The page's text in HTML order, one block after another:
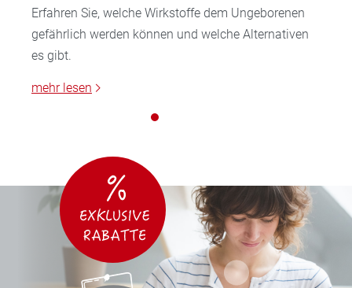
Erfahren Sie, welche Wirkstoffe dem Ungeborenen
gefährlich werden können und welche Alternativen
es gibt.
mehr lesen